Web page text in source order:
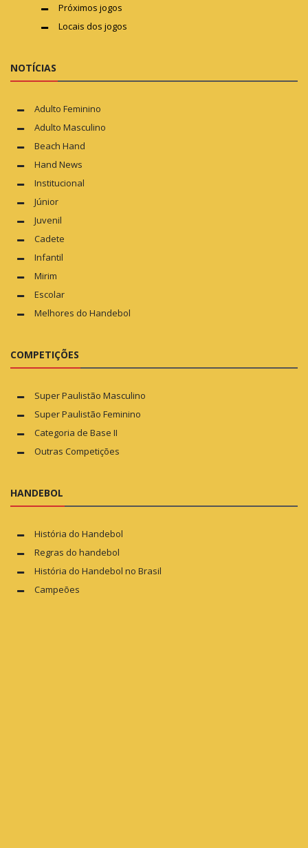
Próximos jogos
Locais dos jogos
NOTÍCIAS
Adulto Feminino
Adulto Masculino
Beach Hand
Hand News
Institucional
Júnior
Juvenil
Cadete
Infantil
Mirim
Escolar
Melhores do Handebol
COMPETIÇÕES
Super Paulistão Masculino
Super Paulistão Feminino
Categoria de Base II
Outras Competições
HANDEBOL
História do Handebol
Regras do handebol
História do Handebol no Brasil
Campeões